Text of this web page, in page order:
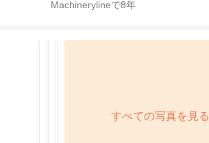
Machinerylineで8年